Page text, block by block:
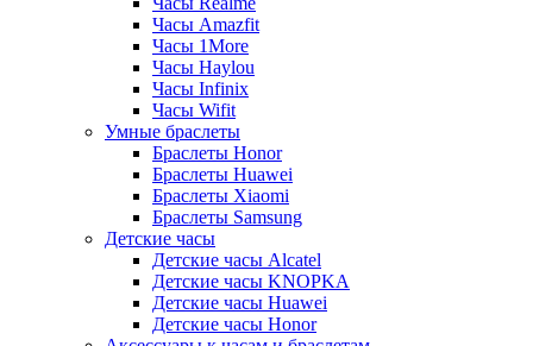
Часы Amazfit
Часы 1More
Часы Haylou
Часы Infinix
Часы Wifit
Умные браслеты
Браслеты Honor
Браслеты Huawei
Браслеты Xiaomi
Браслеты Samsung
Детские часы
Детские часы Alcatel
Детские часы KNOPKA
Детские часы Huawei
Детские часы Honor